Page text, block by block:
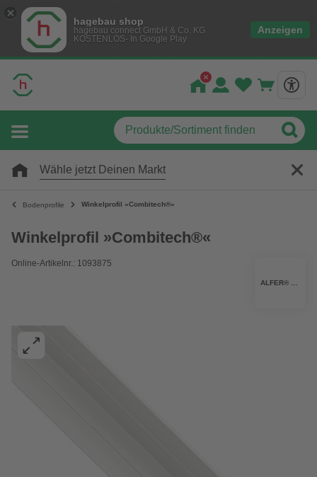
hagebau shop
hagebau connect GmbH & Co. KG
KOSTENLOS- In Google Play
Anzeigen
Wähle jetzt Deinen Markt
Bodenprofile Winkelprofil »Combitech®«
Winkelprofil »Combitech®«
Online-Artikelnr.: 1093875